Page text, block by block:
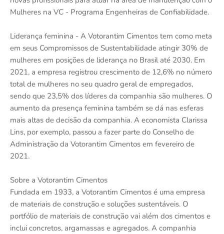
Mulheres na VC - Programa Engenheiras de Confiabilidade.
Liderança feminina - A Votorantim Cimentos tem como meta
em seus Compromissos de Sustentabilidade atingir 30% de
mulheres em posições de liderança no Brasil até 2030. Em
2021, a empresa registrou crescimento de 12,6% no número
total de mulheres no seu quadro geral de empregados,
sendo que 23,5% dos líderes da companhia são mulheres. O
aumento da presença feminina também se dá nas esferas
mais altas de decisão da companhia. A economista Clarissa
Lins, por exemplo, passou a fazer parte do Conselho de
Administração da Votorantim Cimentos em fevereiro de
2021.
Sobre a Votorantim Cimentos
Fundada em 1933, a Votorantim Cimentos é uma empresa
de materiais de construção e soluções sustentáveis. O
portfólio de materiais de construção vai além dos cimentos e
inclui concretos, argamassas e agregados. A companhia